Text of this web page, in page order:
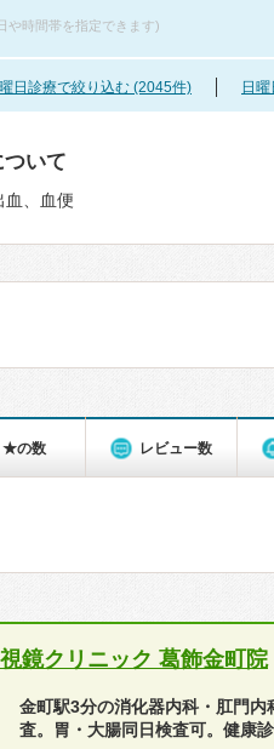
や時間帯を指定できます)
日診療で絞り込む (2045件) 日
いて
血、血便
★の数 レビュー数
鏡クリニック 葛飾金町院
金町駅3分の消化器内科・肛門
査。胃・大腸同日検査可。健康診